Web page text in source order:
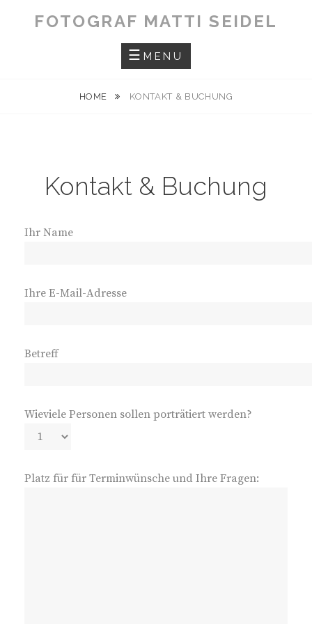
FOTOGRAF MATTI SEIDEL
MENU
HOME KONTAKT & BUCHUNG
Kontakt & Buchung
Ihr Name
Ihre E-Mail-Adresse
Betreff
Wieviele Personen sollen porträtiert werden?
Platz für für Terminwünsche und Ihre Fragen: